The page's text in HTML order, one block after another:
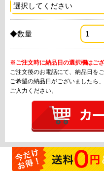
◆数量
※ご注文時に納品日の選択欄はご
ご注文後のお電話にて、納品日を
ご希望の納品日がございましたら
ご入力ください。